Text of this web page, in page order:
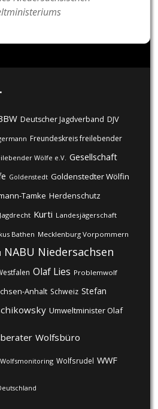
Deutscher Jagdverband DJV
Freundeskreis freilebender
Wölfe e.V. Gesellschaft
Goldenstedt Goldenstedter Wölfin
Tamke Herdenschutz
Jagdrecht Kurti Landesjägerschaft
Bathen Mecklenburg Vorpommern
NABU Niedersachsen
Olaf Lies Problemwolf
Anhalt Schweiz Stefan
Umweltminister Olaf
Wolfsbüro
Wolfsmonitoring Wolfsrudel WWF